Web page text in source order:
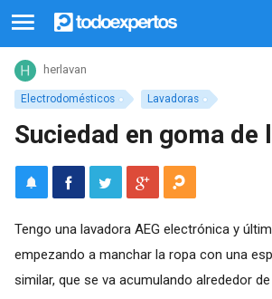
Electrodomésticos Lavadoras
herlavan
Suciedad en goma de
Tengo una lavadora AEG electrónica y
empezando a manchar la ropa con una
similar, que se va acumulando alrededor